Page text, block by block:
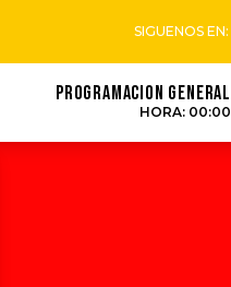
PROGRAMACION GENERAL
HORA: 00:00